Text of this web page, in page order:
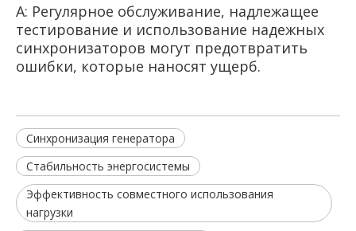
A: Регулярное обслуживание, надлежащее
тестирование и использование надежных
синхронизаторов могут предотвратить
ошибки, которые наносят ущерб.
Синхронизация генератора
Стабильность энергосистемы
Эффективность совместного использования
нагрузки